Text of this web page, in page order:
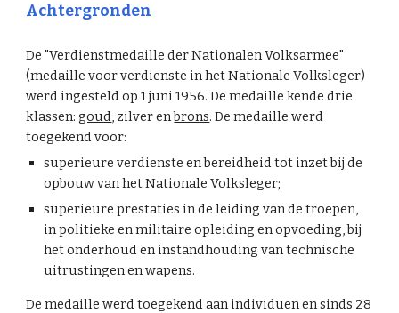
Achtergronden
De "Verdienstmedaille der Nationalen Volksarmee"
(medaille voor verdienste in het Nationale Volksleger)
werd ingesteld op 1 juni 1956. De medaille kende drie
klassen:goud, zilver enbrons. De medaille werd
toegekend voor:
superieure verdienste en bereidheid tot inzet bij de
opbouw van het Nationale Volksleger;
superieure prestaties in de leiding van de troepen,
in politieke en militaire opleiding en opvoeding, bij
het onderhoud en instandhouding van technische
uitrustingen en wapens.
De medaille werd toegekend aan individuen en sinds 28